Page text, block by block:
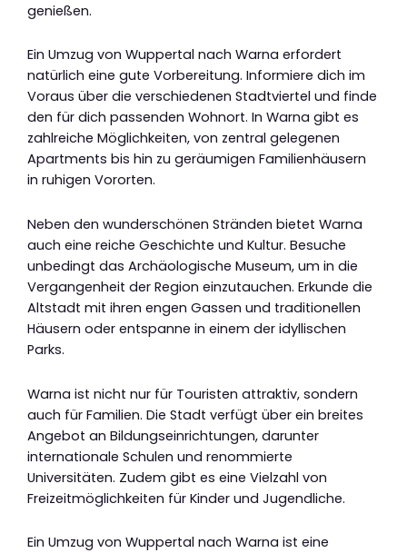
genießen.
Ein Umzug von Wuppertal nach Warna erfordert
natürlich eine gute Vorbereitung. Informiere dich im
Voraus über die verschiedenen Stadtviertel und finde
den für dich passenden Wohnort. In Warna gibt es
zahlreiche Möglichkeiten, von zentral gelegenen
Apartments bis hin zu geräumigen Familienhäusern
in ruhigen Vororten.
Neben den wunderschönen Stränden bietet Warna
auch eine reiche Geschichte und Kultur. Besuche
unbedingt das Archäologische Museum, um in die
Vergangenheit der Region einzutauchen. Erkunde die
Altstadt mit ihren engen Gassen und traditionellen
Häusern oder entspanne in einem der idyllischen
Parks.
Warna ist nicht nur für Touristen attraktiv, sondern
auch für Familien. Die Stadt verfügt über ein breites
Angebot an Bildungseinrichtungen, darunter
internationale Schulen und renommierte
Universitäten. Zudem gibt es eine Vielzahl von
Freizeitmöglichkeiten für Kinder und Jugendliche.
Ein Umzug von Wuppertal nach Warna ist eine